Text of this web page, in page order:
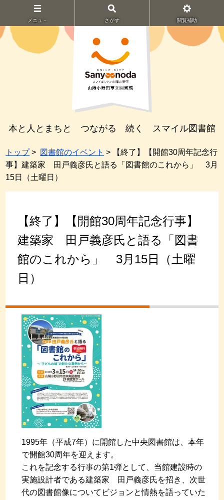
メニュ－ さがす 閲覧補助
本と人とまちと つながる 続く スマイル図書館
トップ> 図書館のイベント > 【終了】【開館30周年記念行
事】建築家 田戸義彦氏と語る「図書館のこれから」 3月
15日（土曜日）
【終了】【開館30周年記念行事】
建築家 田戸義彦氏と語る「図書
館のこれから」 3月15日（土曜
日）
1995年（平成7年）に開館した中央図書館は、本年
で開館30周年を迎えます。
これを記念する行事の第1弾として、当館建設時の
実施設計者である建築家 田戸義彦氏を招き、次世
代の図書館像についてビジョンと情熱を語っていた